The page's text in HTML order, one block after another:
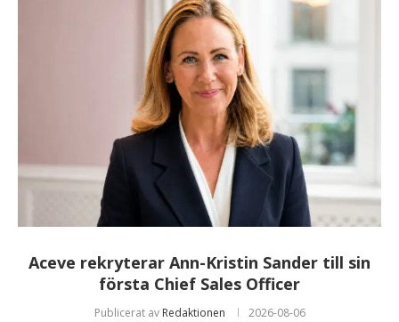
Aceve rekryterar Ann-Kristin Sander till sin
första Chief Sales Officer
Publicerat av Redaktionen 2026-08-06